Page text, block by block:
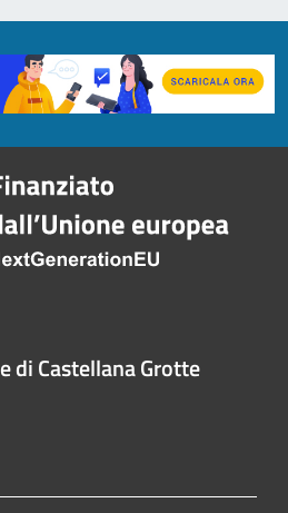
di Castellana Grotte